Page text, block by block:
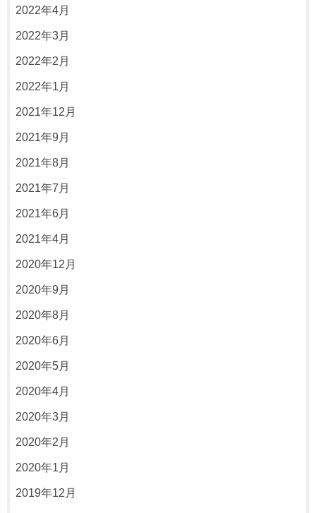
2022年4月
2022年3月
2022年2月
2022年1月
2021年12月
2021年9月
2021年8月
2021年7月
2021年6月
2021年4月
2020年12月
2020年9月
2020年8月
2020年6月
2020年5月
2020年4月
2020年3月
2020年2月
2020年1月
2019年12月